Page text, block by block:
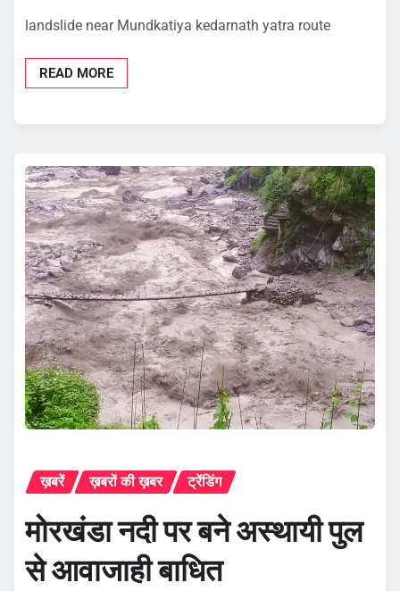
landslide near Mundkatiya kedarnath yatra route
READ MORE
ख़बरें ख़बरों की ख़बर ट्रेंडिंग
मोरखंडा नदी पर बने अस्थायी पुल
से आवाजाही बाधित